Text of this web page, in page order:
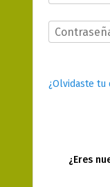
¿Olvidaste tu
¿Eres